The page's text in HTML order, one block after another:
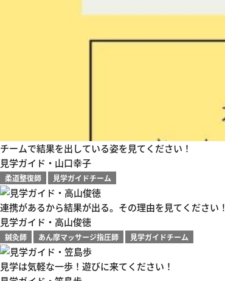
チームで結果を出している姿を見てください！
見学ガイド・山口幸子
柔道整復師 見学ガイドチーム
連携があるから結果が出る。その理由を見てください！
見学ガイド・高山俊徳
鍼灸師 あん摩マッサージ指圧師 見学ガイドチーム
見学は気軽な一歩！遊びに来てください！